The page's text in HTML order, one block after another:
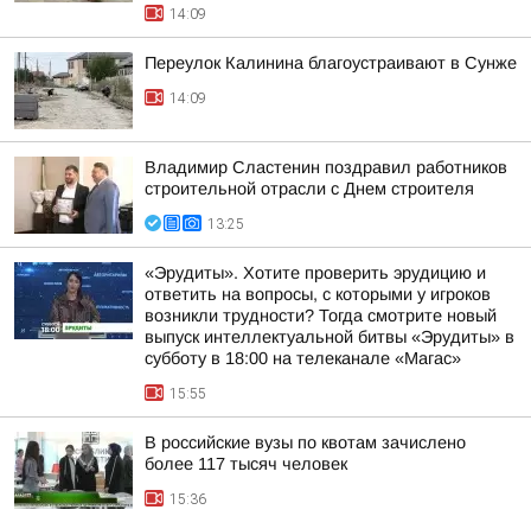
14:09
Переулок Калинина благоустраивают в Сунже
14:09
Владимир Сластенин поздравил работников
строительной отрасли с Днем строителя
13:25
«Эрудиты». Хотите проверить эрудицию и
ответить на вопросы, с которыми у игроков
возникли трудности? Тогда смотрите новый
выпуск интеллектуальной битвы «Эрудиты» в
субботу в 18:00 на телеканале «Магас»
15:55
В российские вузы по квотам зачислено
более 117 тысяч человек
15:36